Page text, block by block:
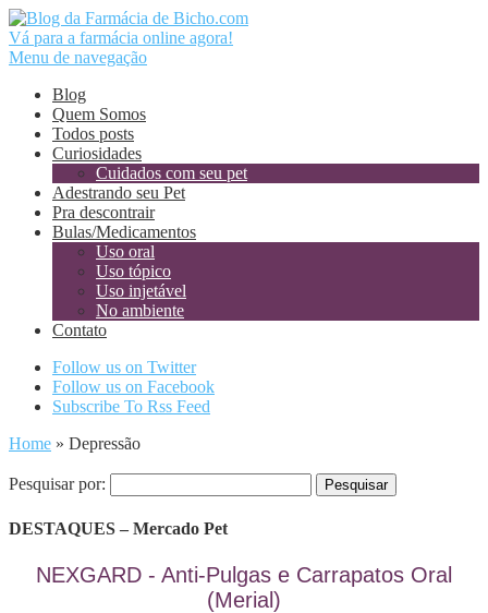
Vá para a farmácia online agora!
Menu de navegação
Blog
Quem Somos
Todos posts
Curiosidades
Cuidados com seu pet
Adestrando seu Pet
Pra descontrair
Bulas/Medicamentos
Uso oral
Uso tópico
Uso injetável
No ambiente
Contato
Follow us on Twitter
Follow us on Facebook
Subscribe To Rss Feed
Home » Depressão
Pesquisar por:
DESTAQUES – Mercado Pet
NEXGARD - Anti-Pulgas e Carrapatos Oral
(Merial)